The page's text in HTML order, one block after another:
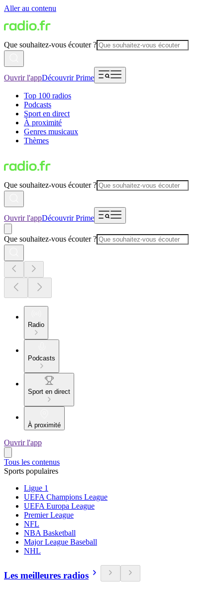
Aller au contenu
Que souhaitez-vous écouter ?
Ouvrir l'appDécouvrir Prime
Top 100 radios
Podcasts
Sport en direct
À proximité
Genres musicaux
Thèmes
Que souhaitez-vous écouter ?
Ouvrir l'appDécouvrir Prime
Que souhaitez-vous écouter ?
Radio
Podcasts
Sport en direct
À proximité
Ouvrir l'app
Tous les contenus
Sports populaires
Ligue 1
UEFA Champions League
UEFA Europa League
Premier League
NFL
NBA Basketball
Major League Baseball
NHL
Les meilleures radios